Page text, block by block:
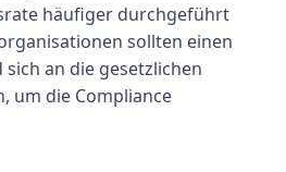
häufiger durchgeführt
sollten einen
an die gesetzlichen
um die Compliance